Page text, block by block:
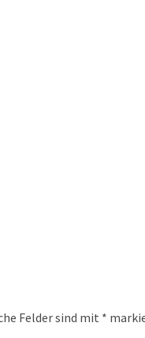
Felder sind mit *